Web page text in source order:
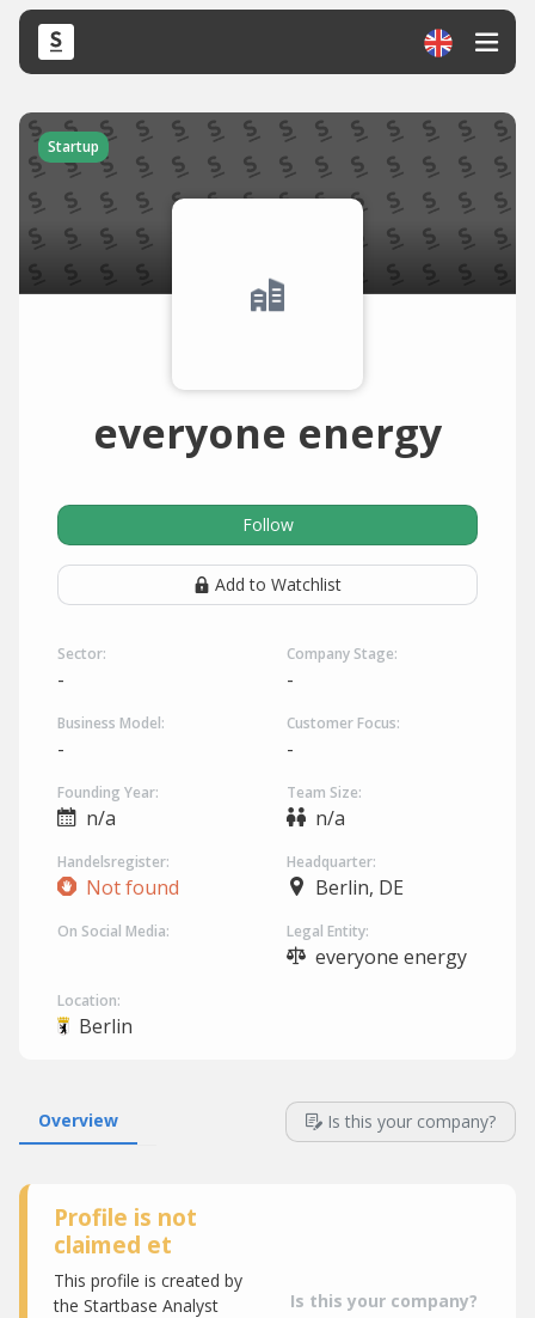
Startup
everyone energy
Follow
Add to Watchlist
Sector:
-
Company Stage:
-
Business Model:
-
Customer Focus:
-
Founding Year:
n/a
Team Size:
n/a
Handelsregister:
Not found
Headquarter:
Berlin, DE
On Social Media: Legal Entity:
everyone energy
Location:
Berlin
Overview Is this your company?
Profile is not
claimed et
This profile is created by
the Startbase Analyst
Is this your company?